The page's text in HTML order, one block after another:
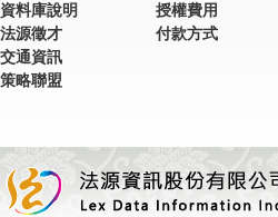
資料庫說明
法源徵才
交通資訊
策略聯盟
授權費用
付款方式